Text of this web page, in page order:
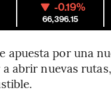
-0.19%
66,396.15
apuesta por una
a abrir nuevas